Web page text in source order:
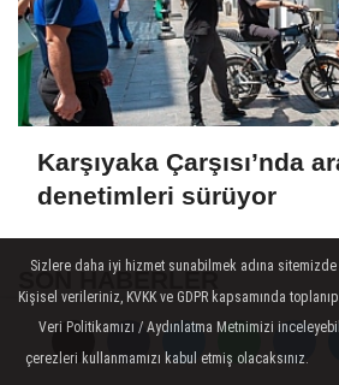
Karşıyaka Çarşısı’nda
denetimleri sürüyor
SON HABERLER
Bilgesu Erenus
Yolculuğuna
Sizlere daha iyi hizmet sunabilmek adına sitemizde
Kişisel verileriniz, KVKK ve GDPR kapsamında
Veri Politikamızı / Aydınlatma Metnimizi
çerezleri kullanmamızı kabul etmiş olacaksınız.